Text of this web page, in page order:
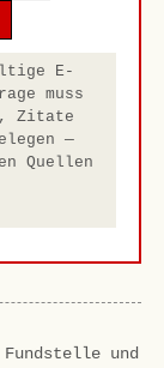
E-
muss
Zitate
—
Quellen
und